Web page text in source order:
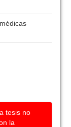
tesis no
la